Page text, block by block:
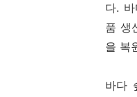
다.
품 생
을 복
바다